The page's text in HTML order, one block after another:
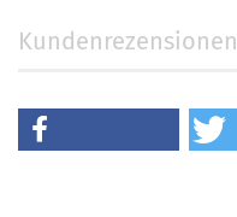
Kundenrezensionen